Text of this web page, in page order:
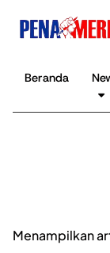
Beranda
Menampilkan